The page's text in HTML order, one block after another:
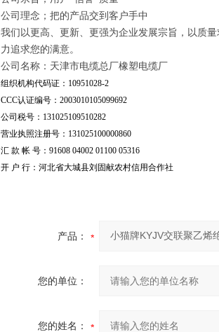
公司理念；把的产品交到客户手中
我们以更高、更新、更强为企业发展宗旨，以质
力追求您的满意。
公司名称：天津市电缆总厂橡塑电缆厂
组织机构代码证：10951028-2
CCC认证编号：2003010105099692
公司税号：131025109510282
营业执照注册号：131025100000860
汇 款 帐 号：91608 04002 01100 05316
开 户 行：河北省大城县刘固献农村信用合作社
产品：
您的单位：
您的姓名：